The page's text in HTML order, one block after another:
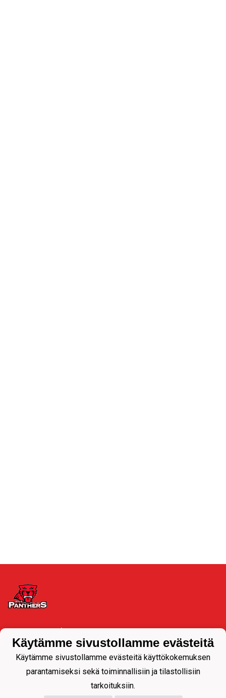
Tietosuojaseloste
#Pantteriperhe​🖤❤️
#Pantterisydän❤️🖤
Käytämme sivustollamme evästeitä
Käytämme sivustollamme evästeitä käyttökokemuksen
parantamiseksi sekä toiminnallisiin ja tilastollisiin
tarkoituksiin.